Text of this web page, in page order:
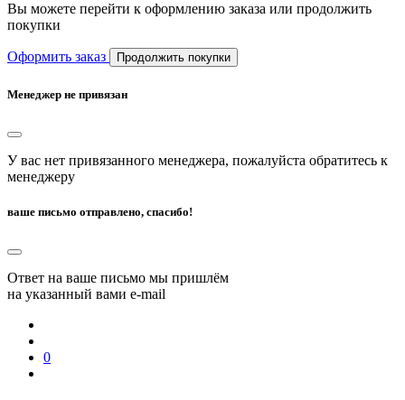
Вы можете перейти к оформлению заказа или продолжить
покупки
Оформить заказ Продолжить покупки
Менеджер не привязан
У вас нет привязанного менеджера, пожалуйста обратитесь к
менеджеру
ваше письмо отправлено, спасибо!
Ответ на ваше письмо мы пришлём
на указанный вами e-mail
0